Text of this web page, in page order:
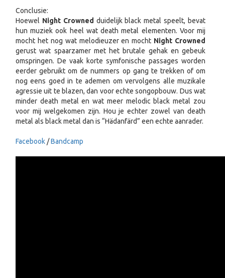
Conclusie:
Hoewel Night Crowned duidelijk black metal speelt, bevat
hun muziek ook heel wat death metal elementen. Voor mij
mocht het nog wat melodieuzer en mocht Night Crowned
gerust wat spaarzamer met het brutale gehak en gebeuk
omspringen. De vaak korte symfonische passages worden
eerder gebruikt om de nummers op gang te trekken of om
nog eens goed in te ademen om vervolgens alle muzikale
agressie uit te blazen, dan voor echte songopbouw. Dus wat
minder death metal en wat meer melodic black metal zou
voor mij welgekomen zijn. Hou je echter zowel van death
metal als black metal dan is “Hädanfärd” een echte aanrader.
Facebook /Bandcamp